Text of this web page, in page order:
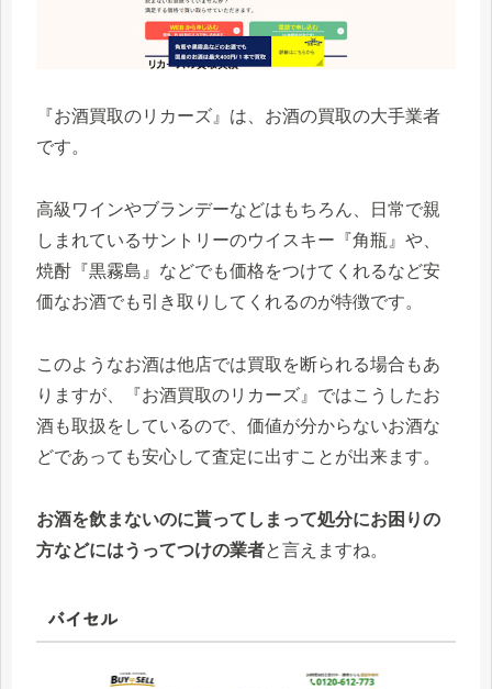
『お酒買取のリカーズ』は、お酒の買取の大手業者
です。
高級ワインやブランデーなどはもちろん、日常で親
しまれているサントリーのウイスキー『角瓶』や、
焼酎『黒霧島』などでも価格をつけてくれるなど安
価なお酒でも引き取りしてくれるのが特徴です。
このようなお酒は他店では買取を断られる場合もあ
りますが、『お酒買取のリカーズ』ではこうしたお
酒も取扱をしているので、価値が分からないお酒な
どであっても安心して査定に出すことが出来ます。
お酒を飲まないのに貰ってしまって処分にお困りの
方などにはうってつけの業者と言えますね。
バイセル